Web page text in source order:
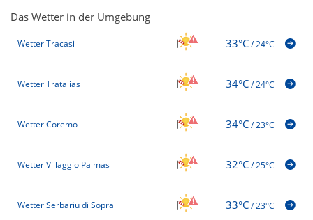
Das Wetter in der Umgebung
Wetter Tracasi 33°C/24°C
Wetter Tratalias 34°C/24°C
Wetter Coremo 34°C/23°C
Wetter Villaggio Palmas 32°C/25°C
Wetter Serbariu di Sopra 33°C/23°C